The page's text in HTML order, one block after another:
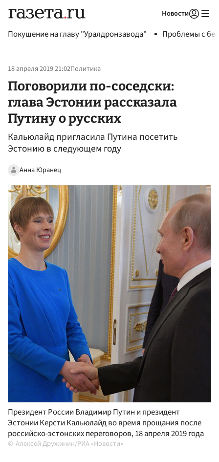
Новости
Покушение на главу "Уралдронзавода" Проблемы с
18 апреля 2019 21:02Политика
Поговорили по-соседски:
глава Эстонии рассказала
Путину о русских
Кальюлайд пригласила Путина посетить
Эстонию в следующем году
Анна Юранец
Президент России Владимир Путин и президент
Эстонии Керсти Кальюлайд во время прощания после
российско-эстонских переговоров, 18 апреля 2019 года
Алексей Дружинин/РИА «Новости»